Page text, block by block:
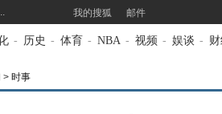
我的搜狐 邮件
- 历史 - 体育 - NBA - 视频 - 娱谈 -
> 时事